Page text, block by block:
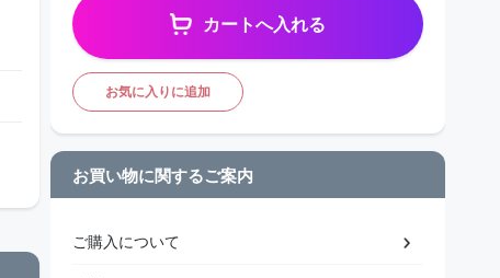
カートへ入れる
お気に入りに追加
お買い物に関するご案内
ご購入について